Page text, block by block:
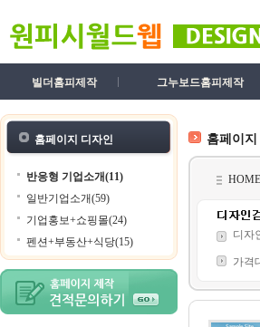
빌더홈피제작 그누보드홈피제작
홈페이지 디자인
반응형 기업소개(11)
일반기업소개(59)
기업홍보+쇼핑몰(24)
펜션+부동산+식당(15)
홈페이
HOME
디자
가격